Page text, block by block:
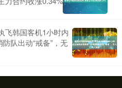
飞韩国客机1小时内
队出动“戒备”，无